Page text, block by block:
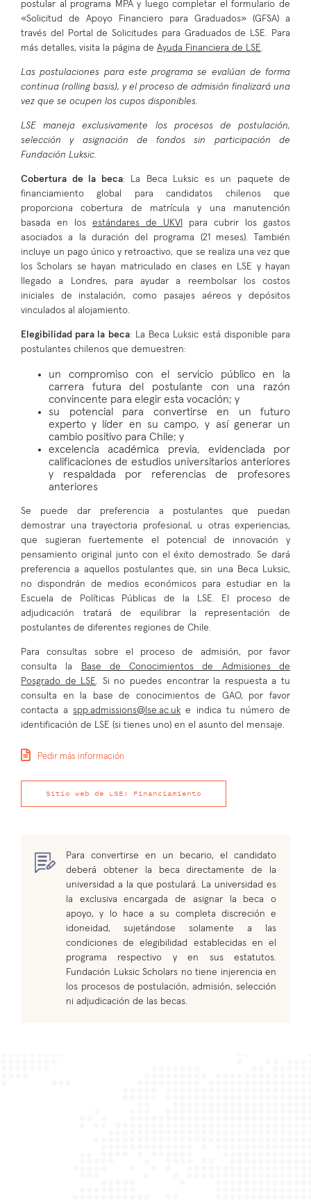
postular al programa MPA y luego completar el formulario de
«Solicitud de Apoyo Financiero para Graduados» (GFSA) a
través del Portal de Solicitudes para Graduados de LSE. Para
más detalles, visita la página de Ayuda Financiera de LSE
Las postulaciones para este programa se evalúan de forma
continua (rolling basis), y el proceso de admisión finalizará una
vez que se ocupen los cupos disponibles.
LSE maneja exclusivamente los procesos de postulación,
selección y asignación de fondos sin participación de
Fundación Luksic.
Cobertura de la beca: La Beca Luksic es un paquete de
financiamiento global para candidatos chilenos que
proporciona cobertura de matrícula y una manutención
basada en los estándares de UKVI
para cubrir los gastos
asociados a la duración del programa (21 meses). También
incluye un pago único y retroactivo, que se realiza una vez que
los Scholars se hayan matriculado en clases en LSE y hayan
llegado a Londres, para ayudar a reembolsar los costos
iniciales de instalación, como pasajes aéreos y depósitos
vinculados al alojamiento.
Elegibilidad para la beca: La Beca Luksic está disponible para
postulantes chilenos que demuestren:
un compromiso con el servicio público en la
carrera futura del postulante con una razón
convincente para elegir esta vocación; y
su potencial para convertirse en un futuro
experto y líder en su campo, y así generar un
cambio positivo para Chile; y
excelencia académica previa, evidenciada por
calificaciones de estudios universitarios anteriores
y respaldada por referencias de profesores
anteriores
Se puede dar preferencia a postulantes que puedan
demostrar una trayectoria profesional, u otras experiencias,
que sugieran fuertemente el potencial de innovación y
pensamiento original junto con el éxito demostrado. Se dará
preferencia a aquellos postulantes que, sin una Beca Luksic,
no dispondrán de medios económicos para estudiar en la
Escuela de Políticas Públicas de la LSE. El proceso de
adjudicación tratará de equilibrar la representación de
postulantes de diferentes regiones de Chile.
Para consultas sobre el proceso de admisión, por favor
consulta la
Base de Conocimientos de Admisiones de
Posgrado de LSE . Si no puedes encontrar la respuesta a tu
consulta en la base de conocimientos de GAO, por favor
contacta aspp.admissions@lse.ac.uk e indica tu número de
identificación de LSE (si tienes uno) en el asunto del mensaje.
Pedir más información
Sitio web de LSE: Financiamiento
Para convertirse en un becario, el candidato
deberá obtener la beca directamente de la
universidad a la que postulará. La universidad es
la exclusiva encargada de asignar la beca o
apoyo, y lo hace a su completa discreción e
idoneidad, sujetándose solamente a las
condiciones de elegibilidad establecidas en el
programa respectivo y en sus estatutos.
Fundación Luksic Scholars no tiene injerencia en
los procesos de postulación, admisión, selección
ni adjudicación de las becas.